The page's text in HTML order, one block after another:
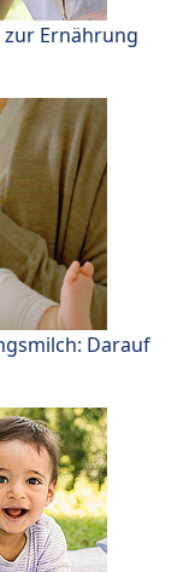
Ernährung
Darauf